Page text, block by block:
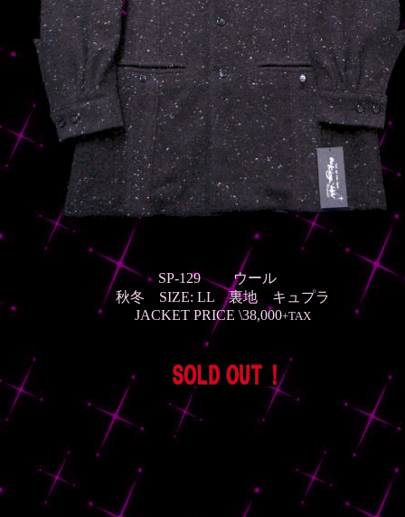
SP-129 ウール
秋冬 SIZE: LL 裏地 キュプラ
JACKET PRICE \38,000+TAX